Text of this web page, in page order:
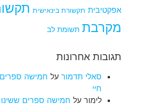
אפקטיבית תקשורת בינאישית
מקרבת תשומת לב
תגובות אחרונות
סאלי תדמור על חמישה
חיי
לימור על חמישה ספרים ששינו